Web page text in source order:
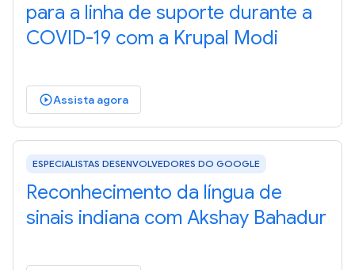
para a linha de suporte durante a
COVID-19 com a Krupal Modi
play_circle_outlinedAssista agora
ESPECIALISTAS DESENVOLVEDORES DO GOOGLE
Reconhecimento da língua de
sinais indiana com Akshay Bahadur